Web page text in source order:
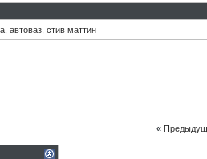
автоваз стив маттин
«